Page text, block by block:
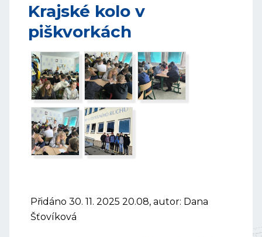
Krajské kolo v
piškvorkách
Přidáno 30. 11. 2025 20.08, autor: Dana
Šťovíková